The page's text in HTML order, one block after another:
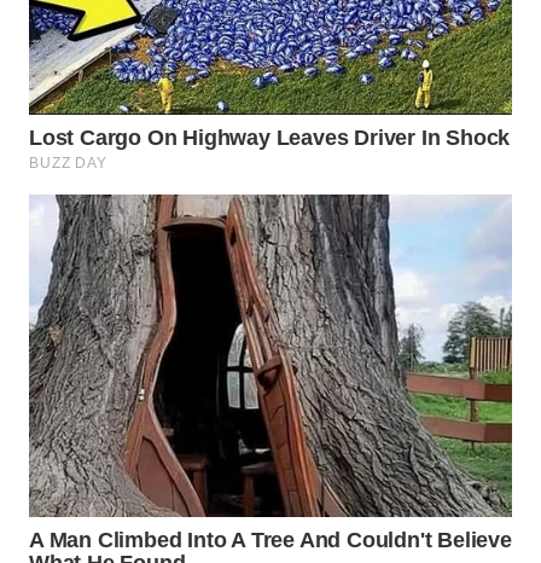
WN
PURWAKARTA
WN
PRIANGAN
TIMUR
WN
SEMARANG
WN
SOLO
WN
BOROBUDUR
WN
MADURA